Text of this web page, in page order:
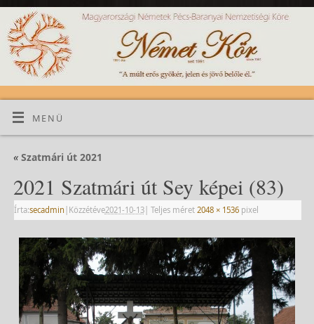
MENÜ
«Szatmári út 2021
2021 Szatmári út Sey képei (83)
Írta:secadmin | Közzétéve2021-10-13| Teljes méret 2048 × 1536pixel